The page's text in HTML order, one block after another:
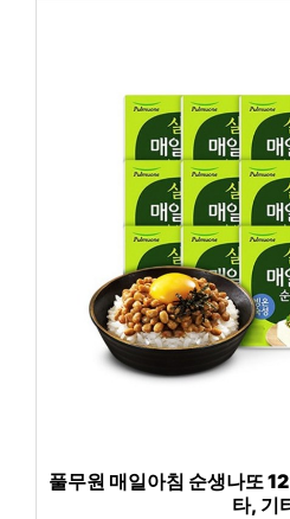
풀무원 매일아침 순생나또
타, 기